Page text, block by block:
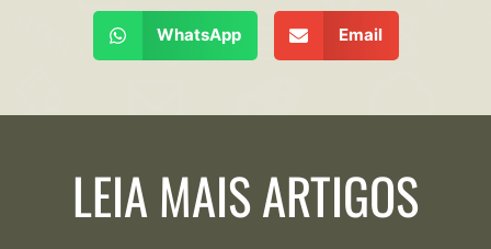
WhatsApp Email
LEIA MAIS ARTIGOS